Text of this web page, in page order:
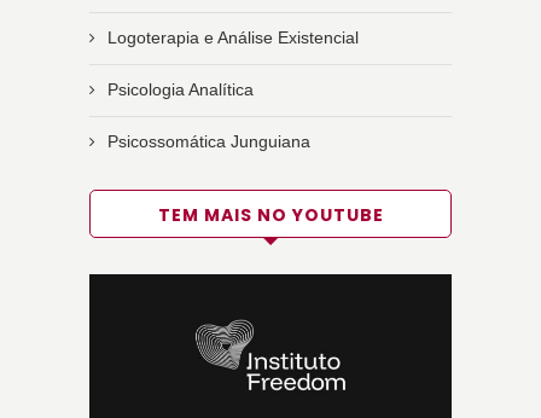
Logoterapia e Análise Existencial
Psicologia Analítica
Psicossomática Junguiana
TEM MAIS NO YOUTUBE